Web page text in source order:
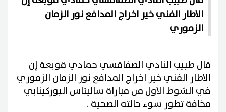
الاطار الفني خير اخراج المدافع نور الزمان
الزموري
قال طبيب النادي الصفاقسي حمادي قوبعة إن
الاطار الفني خير اخراج المدافع نور الزمان الزموري
في الشوط الاول من مباراة ساليتاس البوركينابي
مخافة تطور سوء حالته الصحية .